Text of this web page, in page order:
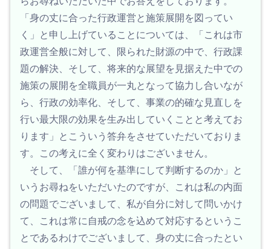
「身の丈に合った行政運営と施策展開を図ってい
く」と申し上げていることについては、「これは市
政運営全般に対して、限られた財源の中で、行政課
題の解決、そして、将来的な展望を見据えた中での
施策の展開を全職員が一丸となって協力し合いなが
ら、行政の効率化、そして、事業の的確な見直しを
行い最大限の効果を生み出していくことと考えてお
ります」とこういう答弁をさせていただいておりま
す。この考えに全く変わりはございません。
そして、「誰が何を基準にして判断するのか」と
いうお尋ねをいただいたのですが、これは私の内面
の問題でございまして、私が自分に対して問いかけ
て、これは常に自戒の念を込めて対応するというこ
とであるわけでございまして、身の丈に合ったとい